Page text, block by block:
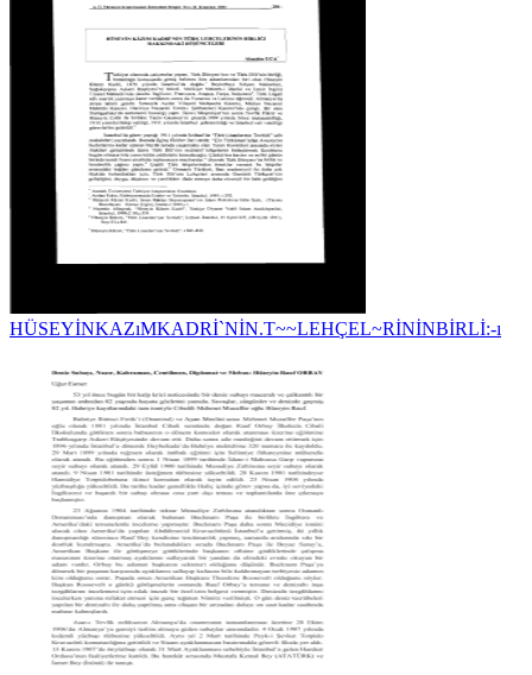
HÜSEYİNKAZıMKADRİ`NİN.T~~LEHÇEL~RİNİNBİRLİ:-ı